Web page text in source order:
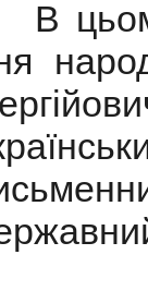
цьому